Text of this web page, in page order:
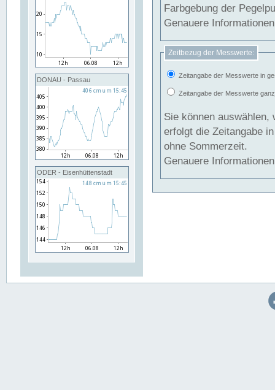
DONAU - Passau
ODER - Eisenhüttenstadt
Farbgebung der
Genauere
Zeitbezug der Messwerte:
Zeitangabe der Messwerte in
Zeitangabe der Messwerte
Sie können auswählen,
erfolgt die Zeitangabe
ohne Sommerzeit.
Genauere